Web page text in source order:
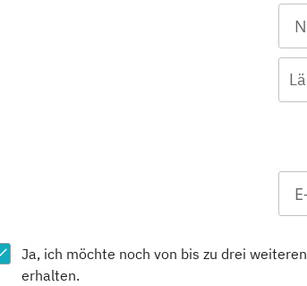
Ja, ich möchte noch von bis zu drei weiteren
erhalten.